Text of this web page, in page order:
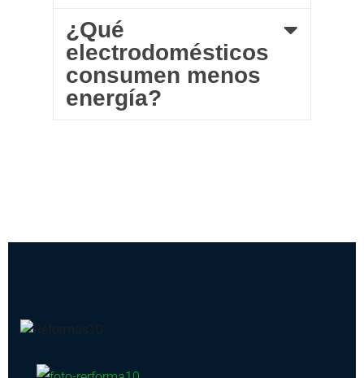
¿Qué
electrodomésticos
consumen menos
energía?